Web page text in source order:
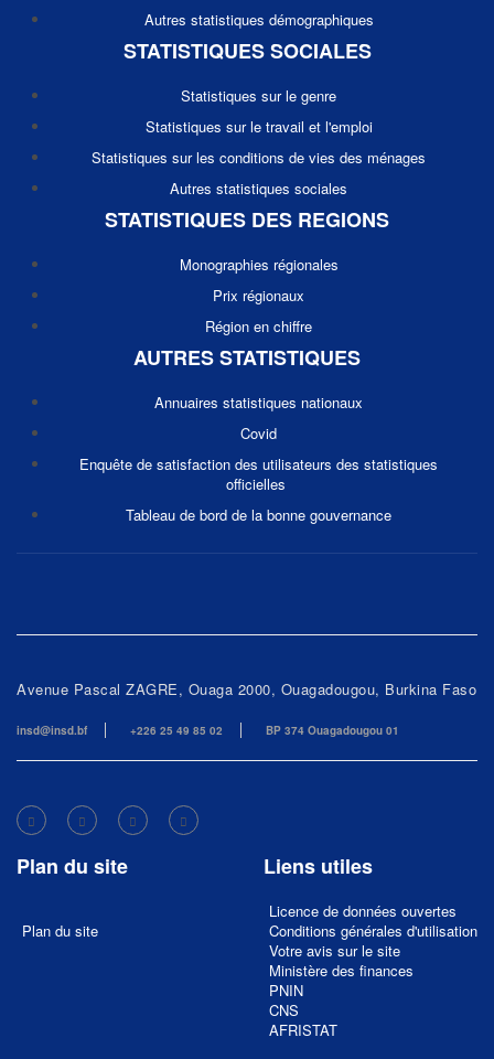
Autres statistiques démographiques
STATISTIQUES SOCIALES
Statistiques sur le genre
Statistiques sur le travail et l'emploi
Statistiques sur les conditions de vies des ménages
Autres statistiques sociales
STATISTIQUES DES REGIONS
Monographies régionales
Prix régionaux
Région en chiffre
AUTRES STATISTIQUES
Annuaires statistiques nationaux
Covid
Enquête de satisfaction des utilisateurs des statistiques
officielles
Tableau de bord de la bonne gouvernance
Avenue Pascal ZAGRE, Ouaga 2000, Ouagadougou, Burkina Faso
insd@insd.bf +226 25 49 85 02 BP 374 Ouagadougou 01
Plan du site
Plan du site
Liens utiles
Licence de données ouvertes
Conditions générales d'utilisation
Votre avis sur le site
Ministère des finances
PNIN
CNS
AFRISTAT